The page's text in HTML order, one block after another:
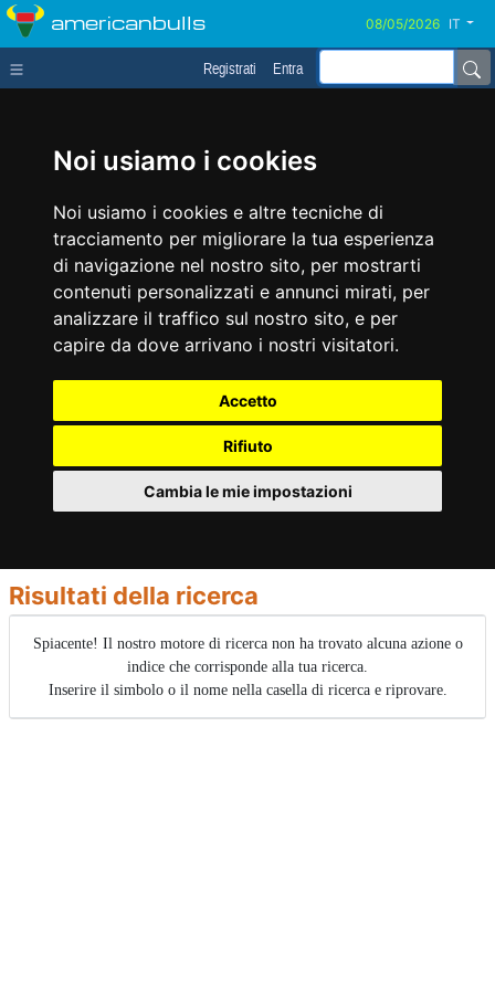
Noi usiamo i cookies
Noi usiamo i cookies e altre tecniche di
tracciamento per migliorare la tua esperienza
di navigazione nel nostro sito, per mostrarti
contenuti personalizzati e annunci mirati, per
analizzare il traffico sul nostro sito, e per
capire da dove arrivano i nostri visitatori.
Accetto
Rifiuto
Cambia le mie impostazioni
americanbulls IT
Registrati Entra
Risultati della ricerca
Spiacente! Il nostro motore di ricerca non ha trovato alcuna azione o
indice che corrisponde alla tua ricerca.
Inserire il simbolo o il nome nella casella di ricerca e riprovare.